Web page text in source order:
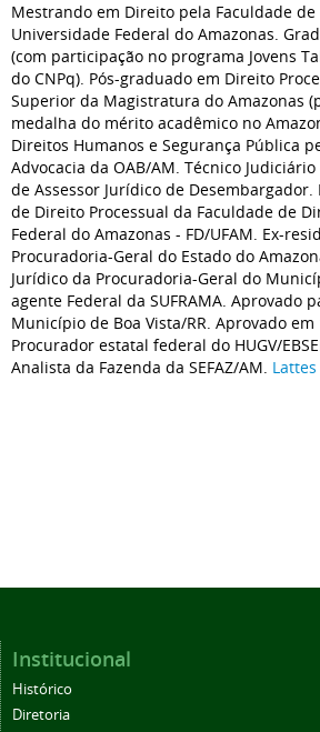
Mestrando em Direito pela Faculdade
Universidade Federal do Amazonas.
(com participação no programa Jovens
do CNPq). Pós-graduado em Direito
Superior da Magistratura do Amazonas
medalha do mérito acadêmico no
Direitos Humanos e Segurança Pública
Advocacia da OAB/AM. Técnico
de Assessor Jurídico de
de Direito Processual da Faculdade de
Federal do Amazonas - FD/UFAM. Ex-
Procuradoria-Geral do Estado do
Jurídico da Procuradoria-Geral do
agente Federal da SUFRAMA. Aprovado
Município de Boa Vista/RR. Aprovado em
Procurador estatal federal do HUGV/
Analista da Fazenda da SEFAZ/AM. Lattes
Institucional
Histórico
Diretoria